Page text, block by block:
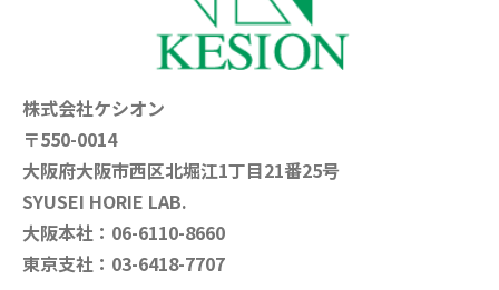
株式会社ケシオン
〒550-0014
大阪府大阪市西区北堀江1丁目21番25号
SYUSEI HORIE LAB.
大阪本社：06-6110-8660
東京支社：03-6418-7707